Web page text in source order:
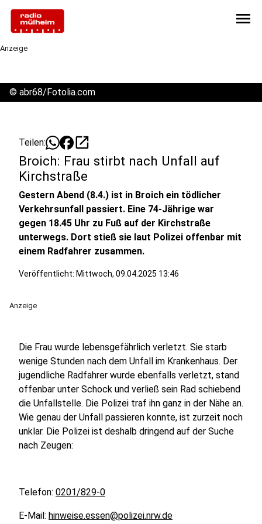
menu
Anzeige
© abr68/Fotolia.com
Teilen: open_in_new
Broich: Frau stirbt nach Unfall auf
Kirchstraße
Gestern Abend (8.4.) ist in Broich ein tödlicher
Verkehrsunfall passiert. Eine 74-Jährige war
gegen 18.45 Uhr zu Fuß auf der Kirchstraße
unterwegs. Dort stieß sie laut Polizei offenbar mit
einem Radfahrer zusammen.
Veröffentlicht: Mittwoch, 09.04.2025 13:46
Anzeige
Die Frau wurde lebensgefährlich verletzt. Sie starb
wenige Stunden nach dem Unfall im Krankenhaus. Der
jugendliche Radfahrer wurde ebenfalls verletzt, stand
offenbar unter Schock und verließ sein Rad schiebend
die Unfallstelle. Die Polizei traf ihn ganz in der Nähe an.
Wie genau der Unfall passieren konnte, ist zurzeit noch
unklar. Die Polizei ist deshalb dringend auf der Suche
nach Zeugen:
Telefon: 0201/829-0
E-Mail: hinweise.essen@polizei.nrw.de